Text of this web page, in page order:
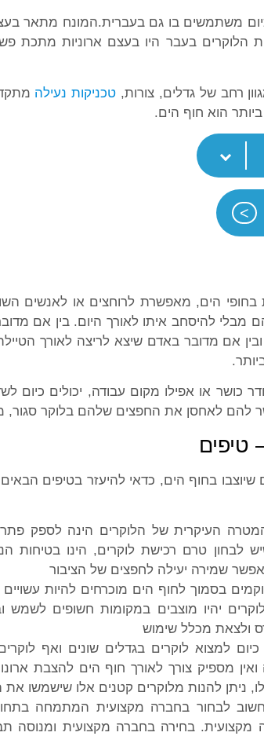
משתמשים בו גם בעברית.המונח מתאר
הלוקרים בעבר היו בעצם ארוניות מתכת
רחב של גדלים, צורות,טכניקות נעילה
ביותר הוא חוף הים.
בחופי הים, מאפשרת לרוחצים או לאנשים
מבלי להיסחב איתו לאורך היום. בין אם
אם מדובר באדם שיצא לריצה לאורך
כושר או אפילו מקום עבודה, יכולים כיום
להם לאחסן את החפצים שלהם בלוקר סגור,
טיפים
שיוצבו בחוף הים, כדאי להיעזר בטיפים
העיקרית של הלוקרים הינה לספק
לבחון טרם רכישת לוקרים, הינו בטיחות
שמירה יעילה לחפצים של הציבור
בסמוך לחוף הים מוכרחים להיות
יהיו מוצבים במקומות חשופים לשמש
ולצאת מכלל שימוש
כיום למצוא לוקרים בגדלים שונים ואף
מספיק צורך לאורך חוף הים להצבת
ניתן להנות מלוקרים קטנים אלו שישמשו את
לבחור בחברה מקצועית המתמחה
מקצועית. בחירה בחברה מקצועית ומנוסה